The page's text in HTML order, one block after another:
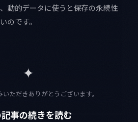
動的データに使うと保存の永続性
のです。
✦
ただきありがとうございます。
事の続きを読む